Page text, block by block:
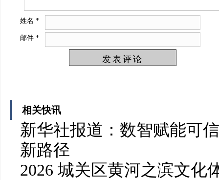
姓名 *
邮件 *
相关快讯
新华社报道：数智赋能可
新路径
2026 城关区黄河之滨文化